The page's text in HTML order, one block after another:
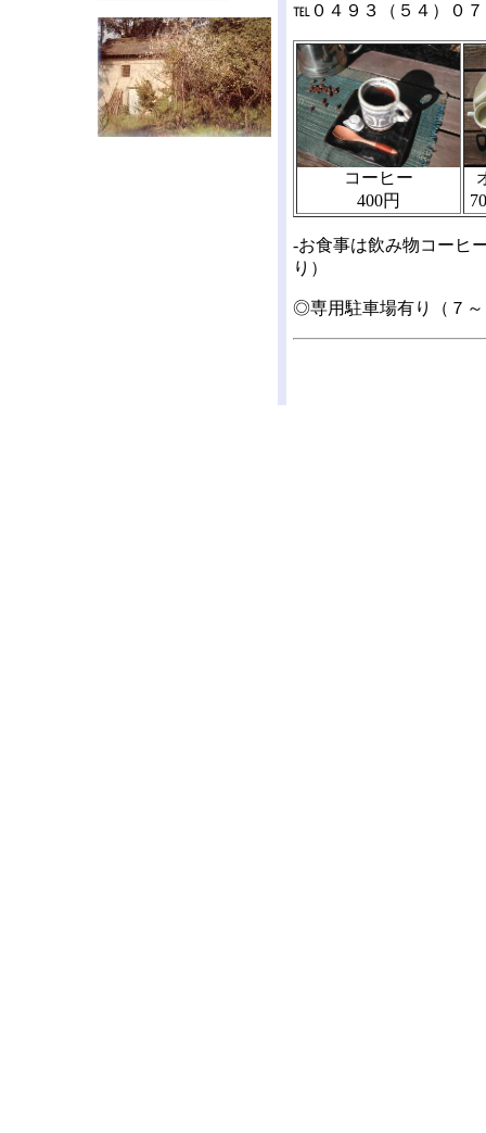
℡０４９３（５４）０７
コーヒー
400円
-お食事は飲み物コーヒ
り）
◎専用駐車場有り（７